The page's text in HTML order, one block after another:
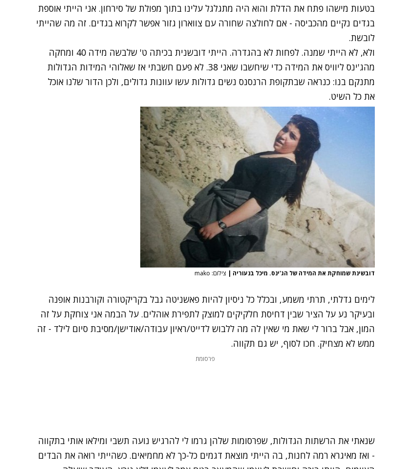
בטעות מישהו פתח את הדלת והוא היה מתגלגל עלינו בתוך מפולת של סירחון. אני הייתי אוספת
בגדים נקיים מהכביסה - אם לחולצה שחורה עם צווארון גזור אפשר לקרוא בגדים. זה מה שהייתי
לובשת.
ולא, לא הייתי שמנה. לפחות לא בהגדרה. הייתי דובשנית בכיתה ט' שלבשה מידה 40 ומחקה
מהג'ינס ליוויס את המידה כדי שיחשבו שאני 38. לא פעם חשבתי אז שאלוהי המידות הגדולות
מתנקם בנו: כנראה שבתקופת הרנסנס נשים גדולות עשו עוונות גדולים, ולכן הדור שלנו אוכל
את כל השיט.
דובשינת שמוחקת את המידה של הג'ינס. מיכל בנעוריה | צילום: mako
לימים גדלתי, תרתי משמע, ובכלל כל ניסיון להיות פאשניטה גבל בקריקטורה וקורבנות אופנה
ובעיקר נע על הציר שבין דחיסת חלקיקים למוצק לתפירת אוהלים. על הבמה אני צוחקת על זה
המון, אבל ברור לי שאת מי שאין לה מה ללבוש לדייט/ראיון עבודה/אודישן/מסיבת סיום לילד - זה
ממש לא מצחיק. חכו לסוף, יש גם תקווה.
פרסומת
שנאתי את הרשתות הגדולות, שפרסומות שלהן גרמו לי להרגיש נועה תשבי ומילאו אותי בתקווה
- ואז מאיגרא רמה לחנות, בה הייתי מוצאת דגמים כל-כך לא מחמיאים. כשהייתי רואה את הבדים